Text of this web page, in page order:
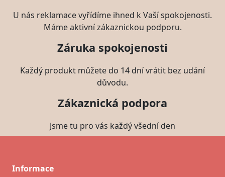
U nás reklamace vyřídíme ihned k Vaší spokojenosti.
Máme aktivní zákaznickou podporu.
Záruka spokojenosti
Každý produkt můžete do 14 dní vrátit bez udání
důvodu.
Zákaznická podpora
Jsme tu pro vás každý všední den
Informace